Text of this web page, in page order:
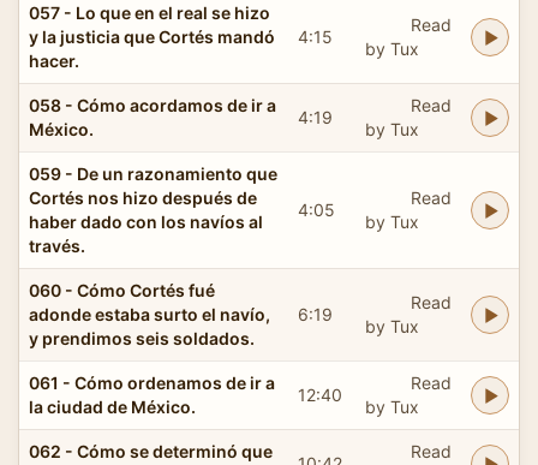
057 - Lo que en el real se hizo
y la justicia que Cortés mandó
hacer.
4:15
Read
by Tux
058 - Cómo acordamos de ir a
México.
4:19
Read
by Tux
059 - De un razonamiento que
Cortés nos hizo después de
haber dado con los navíos al
través.
4:05
Read
by Tux
060 - Cómo Cortés fué
adonde estaba surto el navío,
y prendimos seis soldados.
6:19
Read
by Tux
061 - Cómo ordenamos de ir a
la ciudad de México.
12:40
Read
by Tux
062 - Cómo se determinó que
Read